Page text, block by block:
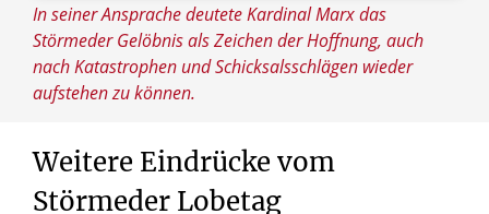
In seiner Ansprache deutete Kardinal Marx das
Störmeder Gelöbnis als Zeichen der Hoffnung, auch
nach Katastrophen und Schicksalsschlägen wieder
aufstehen zu können.
Weitere Eindrücke vom
Störmeder Lobetag